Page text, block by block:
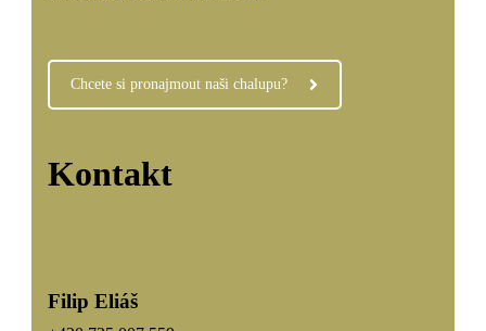
Chcete si pronajmout naši chalupu?
Kontakt
Filip Eliáš